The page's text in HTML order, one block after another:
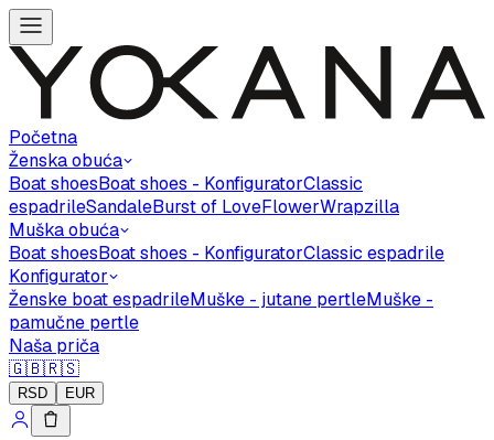
Početna
Ženska obuća
Boat shoesBoat shoes - KonfiguratorClassic
espadrileSandaleBurst of LoveFlowerWrapzilla
Muška obuća
Boat shoesBoat shoes - KonfiguratorClassic espadrile
Konfigurator
Ženske boat espadrileMuške - jutane pertleMuške -
pamučne pertle
Naša priča
🇬🇧🇷🇸
RSD EUR